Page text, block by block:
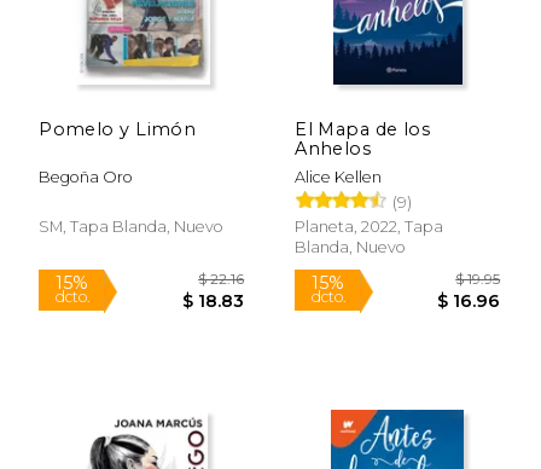
Pomelo y Limón
Begoña Oro
SM, Tapa Blanda, Nuevo
El Mapa de los
Anhelos
Alice Kellen
(9)
Planeta, 2022, Tapa
Blanda, Nuevo